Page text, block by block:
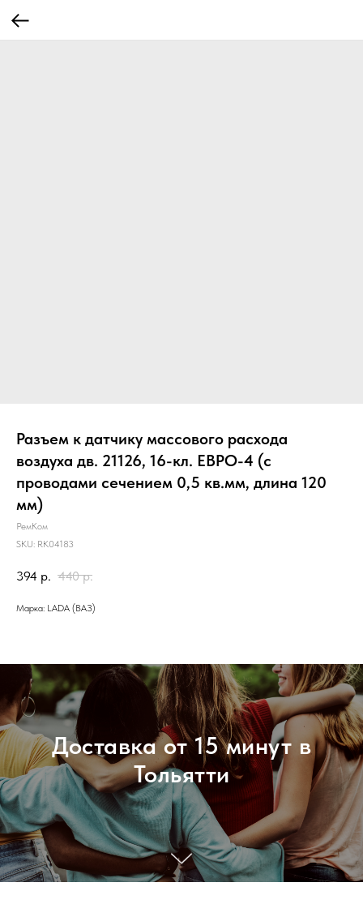
Разъем к датчику массового расхода
воздуха дв. 21126, 16-кл. ЕВРО-4 (с
проводами сечением 0,5 кв.мм, длина 120
мм)
РемКом
SKU: RK04183
394 р. 440 р.
Марка: LADA (ВАЗ)
Доставка от 15 минут в
Тольятти